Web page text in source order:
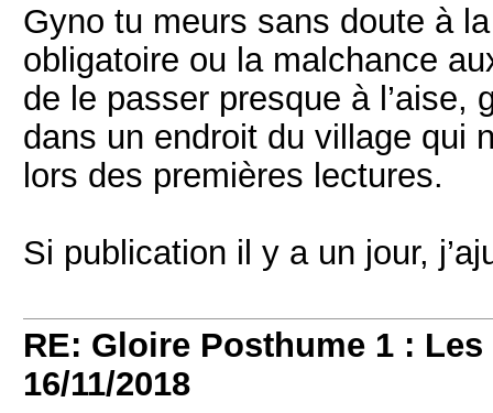
Gyno tu meurs sans doute à
obligatoire ou la malchance
de le passer presque à
dans un endroit du village qui
lors des premières lectures.
Si publication il y a un jour,
RE: Gloire Posthume 1 :
16/11/2018